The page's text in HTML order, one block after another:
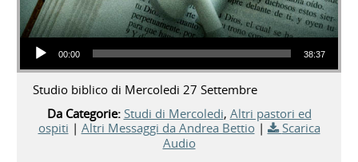
Audio Player
00:00 38:37
Studio biblico di Mercoledi 27 Settembre
Da Categorie: Studi di Mercoledi, Altri pastori ed
ospiti | Altri Messaggi da Andrea Bettio|
Scarica
Audio